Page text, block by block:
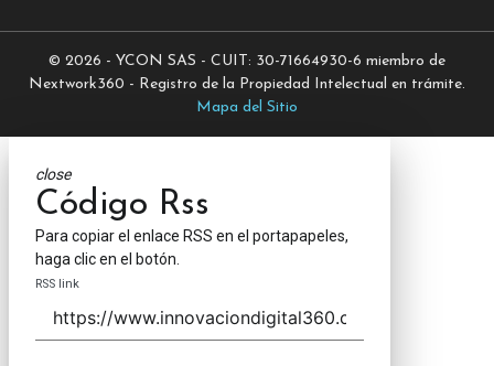
© 2026 - YCON SAS - CUIT: 30-71664930-6 miembro de
Nextwork360 - Registro de la Propiedad Intelectual en trámite.
Mapa del Sitio
close
Código Rss
Para copiar el enlace RSS en el portapapeles,
haga clic en el botón.
RSS link